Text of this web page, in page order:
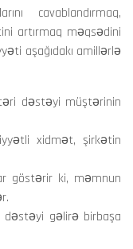
cavablandırmaq,
artırmaq məqsədini
aşağıdakı amillərlə
dəstəyi müştərinin
xidmət, şirkətin
göstərir ki, məmnun
gəlirə birbaşa